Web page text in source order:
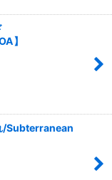
】
/Subterranean